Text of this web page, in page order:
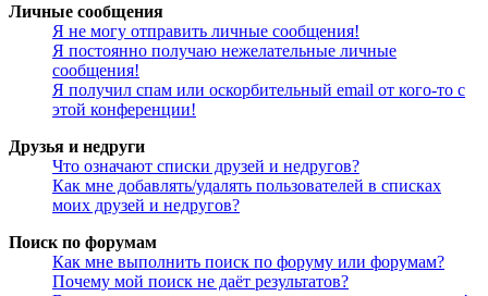
Личные сообщения
Я не могу отправить личные сообщения!
Я постоянно получаю нежелательные личные
сообщения!
Я получил спам или оскорбительный email от кого-то с
этой конференции!
Друзья и недруги
Что означают списки друзей и недругов?
Как мне добавлять/удалять пользователей в списках
моих друзей и недругов?
Поиск по форумам
Как мне выполнить поиск по форуму или форумам?
Почему мой поиск не даёт результатов?